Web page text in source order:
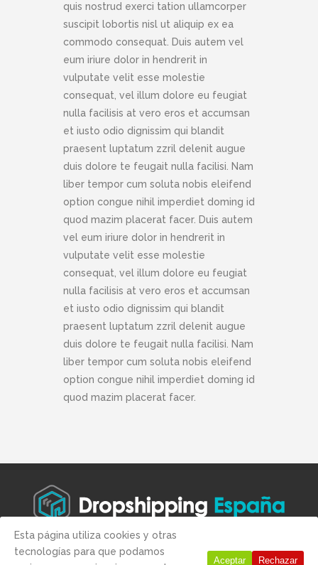
quis nostrud exerci tation ullamcorper
suscipit lobortis nisl ut aliquip ex ea
commodo consequat. Duis autem vel
eum iriure dolor in hendrerit in
vulputate velit esse molestie
consequat, vel illum dolore eu feugiat
nulla facilisis at vero eros et accumsan
et iusto odio dignissim qui blandit
praesent luptatum zzril delenit augue
duis dolore te feugait nulla facilisi. Nam
liber tempor cum soluta nobis eleifend
option congue nihil imperdiet doming id
quod mazim placerat facer. Duis autem
vel eum iriure dolor in hendrerit in
vulputate velit esse molestie
consequat, vel illum dolore eu feugiat
nulla facilisis at vero eros et accumsan
et iusto odio dignissim qui blandit
praesent luptatum zzril delenit augue
duis dolore te feugait nulla facilisi. Nam
liber tempor cum soluta nobis eleifend
option congue nihil imperdiet doming id
quod mazim placerat facer.
Copyright © 2019 - Aviso legal-Condiciones de compra-Politica
Esta página utiliza cookies y otras
tecnologías para que podamos
Aceptar Rechazar